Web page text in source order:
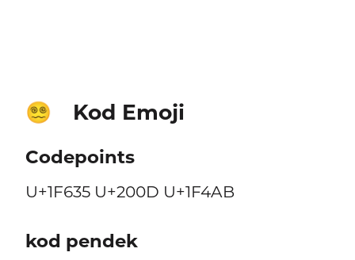
😵‍💫 Kod Emoji
Codepoints
U+1F635 U+200D U+1F4AB
kod pendek